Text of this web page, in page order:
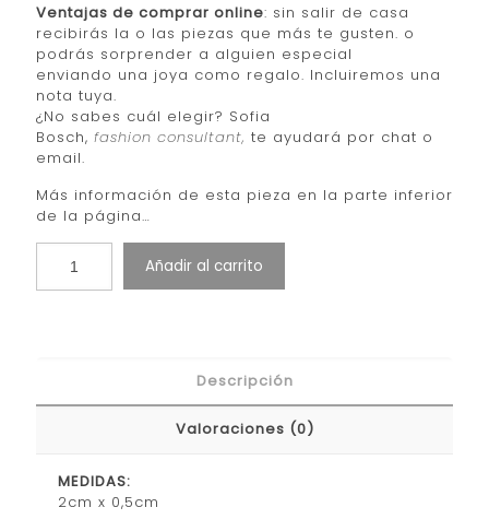
Ventajas de comprar online: sin salir de casa
recibirás la o las piezas que más te gusten. o
podrás sorprender a alguien especial
enviando una joya como regalo. Incluiremos una
nota tuya.
¿No sabes cuál elegir? Sofia
Bosch, fashion consultant, te ayudará por chat o
email.
Más información de esta pieza en la parte inferior
de la página…
Añadir al carrito
Descripción
Valoraciones (0)
MEDIDAS:
2cm x 0,5cm